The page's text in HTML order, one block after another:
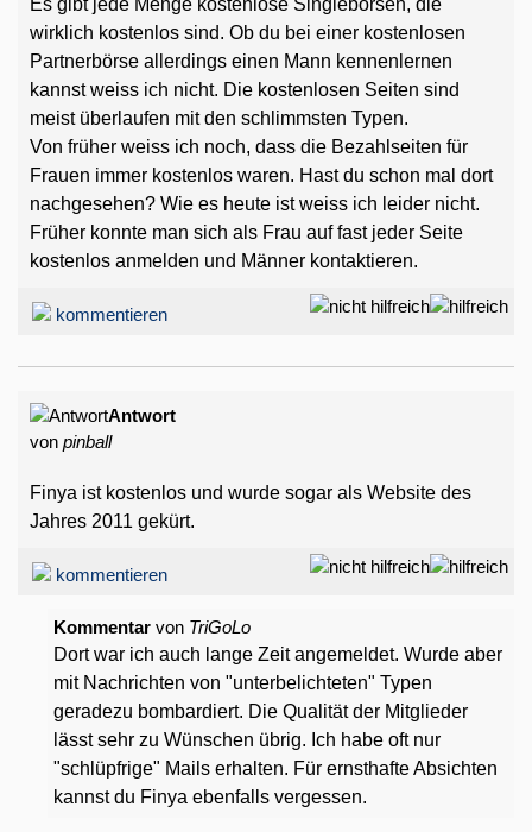
Es gibt jede Menge kostenlose Singlebörsen, die
wirklich kostenlos sind. Ob du bei einer kostenlosen
Partnerbörse allerdings einen Mann kennenlernen
kannst weiss ich nicht. Die kostenlosen Seiten sind
meist überlaufen mit den schlimmsten Typen.
Von früher weiss ich noch, dass die Bezahlseiten für
Frauen immer kostenlos waren. Hast du schon mal dort
nachgesehen? Wie es heute ist weiss ich leider nicht.
Früher konnte man sich als Frau auf fast jeder Seite
kostenlos anmelden und Männer kontaktieren.
kommentieren
Antwort
von pinball
Finya ist kostenlos und wurde sogar als Website des
Jahres 2011 gekürt.
kommentieren
Kommentar von TriGoLo
Dort war ich auch lange Zeit angemeldet. Wurde aber
mit Nachrichten von "unterbelichteten" Typen
geradezu bombardiert. Die Qualität der Mitglieder
lässt sehr zu Wünschen übrig. Ich habe oft nur
"schlüpfrige" Mails erhalten. Für ernsthafte Absichten
kannst du Finya ebenfalls vergessen.